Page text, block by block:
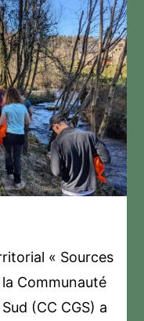
« Sources
Communauté
(CC CGS) a